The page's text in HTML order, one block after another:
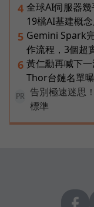
4 全球AI伺服器
19檔AI基建概
5 Gemini Spark
作流程，3個超
6 黃仁勳再喊下
Thor台鏈名單
PR
告別極速迷思
標準